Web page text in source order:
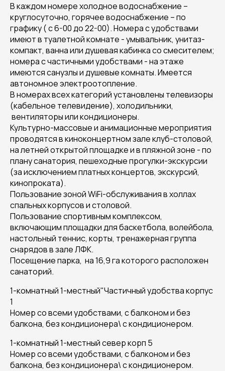
В каждом номере холодное водоснабжение –
круглосуточно, горячее водоснабжение – по
графику ( с 6-00 до 22-00). Номера с удобствами
имеют в туалетной комнате - умывальник, унитаз-
компакт, ванна или душевая кабинка со смесителем;
номера с частичными удобствами - на этаже
имеются санузлы и душевые комнаты. Имеется
автономное электроотопление.
В номерах всех категорий установлены телевизоры
(кабельное телевидение), холодильники,
вентиляторы или кондиционеры.
Культурно-массовые и анимационные мероприятия
проводятся в киноконцертном зале клуб-столовой,
на летней открытой площадке и в пляжной зоне - по
плану санатория, пешеходные прогулки-экскурсии
(за исключением платных концертов, экскурсий,
кинопроката).
Пользование зоной WiFi-обслуживания в холлах
спальных корпусов и столовой.
Пользование спортивным комплексом,
включающим площадки для баскетбола, волейбола,
настольный теннис, корты, тренажерная группа
снарядов в зале ЛФК.
Посещение парка, на 16,9 га которого расположен
санаторий.
1-комнатный 1-местный"Частичный удобства корпус
1
Номер со всеми удобствами, с балконом и без
балкона, без кондиционера\ с кондиционером.
1-комнатный 1-местный север корп 5
Номер со всеми удобствами, с балконом и без
балкона, без кондиционера\ с кондиционером.